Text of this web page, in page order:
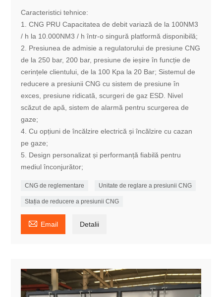
Caracteristici tehnice:
1. CNG PRU Capacitatea de debit variază de la 100NM3
/ h la 10.000NM3 / h într-o singură platformă disponibilă;
2. Presiunea de admisie a regulatorului de presiune CNG
de la 250 bar, 200 bar, presiune de ieșire în funcție de
cerințele clientului, de la 100 Kpa la 20 Bar; Sistemul de
reducere a presiunii CNG cu sistem de presiune în
exces, presiune ridicată, scurgeri de gaz ESD. Nivel
scăzut de apă, sistem de alarmă pentru scurgerea de
gaze;
4. Cu opțiuni de încălzire electrică și încălzire cu cazan
pe gaze;
5. Design personalizat și performanță fiabilă pentru
mediul înconjurător;
CNG de reglementare Unitate de reglare a presiunii CNG
Stația de reducere a presiunii CNG
 Email Detalii